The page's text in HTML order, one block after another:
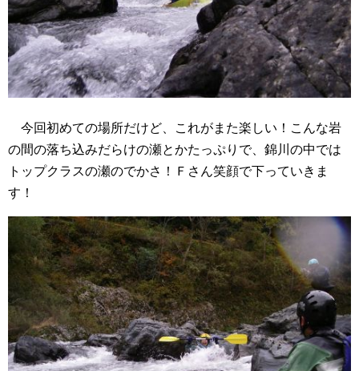
今回初めての場所だけど、これがまた楽しい！こんな岩
の間の落ち込みだらけの瀬とかたっぷりで、錦川の中では
トップクラスの瀬のでかさ！Ｆさん笑顔で下っていきま
す！